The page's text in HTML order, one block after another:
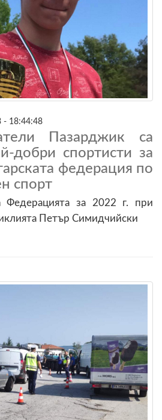
- 18:44:48
Пазарджик са
добри спортисти за
федерация по
спорт
за 2022 г. при
Петър Симидчийски